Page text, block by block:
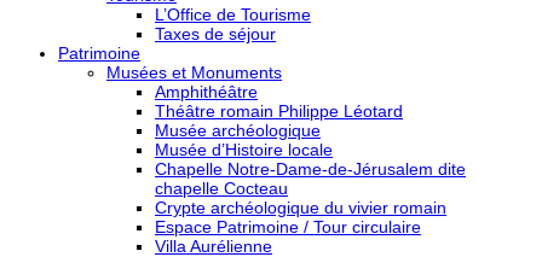
L’Office de Tourisme
Taxes de séjour
Patrimoine
Musées et Monuments
Amphithéâtre
Théâtre romain Philippe Léotard
Musée archéologique
Musée d’Histoire locale
Chapelle Notre-Dame-de-Jérusalem dite
chapelle Cocteau
Crypte archéologique du vivier romain
Espace Patrimoine / Tour circulaire
Villa Aurélienne